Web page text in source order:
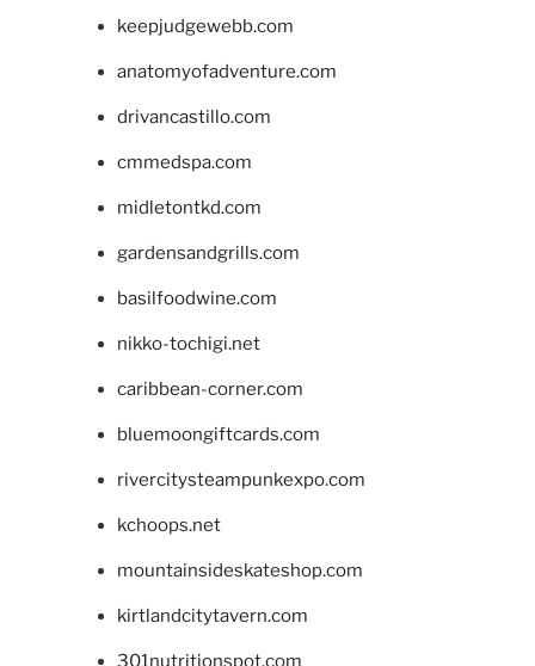
keepjudgewebb.com
anatomyofadventure.com
drivancastillo.com
cmmedspa.com
midletontkd.com
gardensandgrills.com
basilfoodwine.com
nikko-tochigi.net
caribbean-corner.com
bluemoongiftcards.com
rivercitysteampunkexpo.com
kchoops.net
mountainsideskateshop.com
kirtlandcitytavern.com
301nutritionspot.com